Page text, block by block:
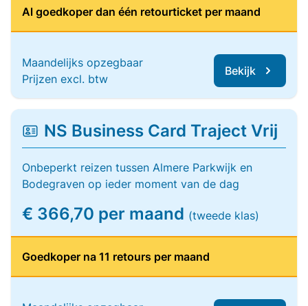
Al goedkoper dan één retourticket per maand
Maandelijks opzegbaar
Prijzen excl. btw
Bekijk
NS Business Card Traject Vrij
Onbeperkt reizen tussen Almere Parkwijk en
Bodegraven op ieder moment van de dag
€ 366,70 per maand (tweede klas)
Goedkoper na 11 retours per maand